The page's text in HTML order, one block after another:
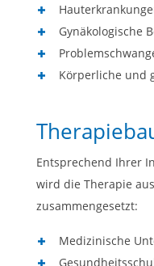
Gynäkologische
Körperliche und
Entsprechend Ihrer
wird die Therapie
zusammengesetzt:
Medizinische